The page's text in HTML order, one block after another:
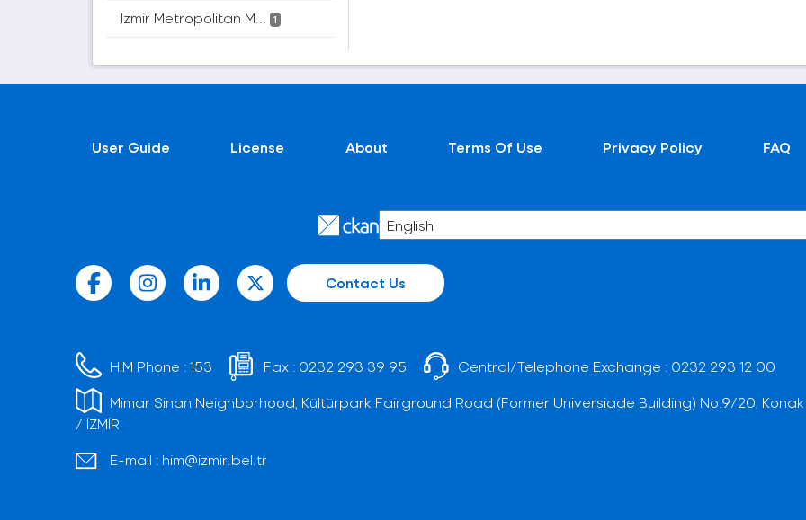
Izmir Metropolitan M... 1
User Guide License About Terms Of Use Privacy Policy FAQ
Contact Us
HIM Phone :153 Fax : 0232 293 39 95 Central/Telephone Exchange : 0232 293 12 00
Mimar Sinan Neighborhood, Kültürpark Fairground Road (Former Universiade Building) No:9/20, Konak
/ İZMİR
E-mail : him@izmir.bel.tr